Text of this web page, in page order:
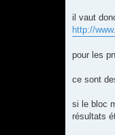
il vaut
http://
pour les
ce sont
si le bloc
résultats